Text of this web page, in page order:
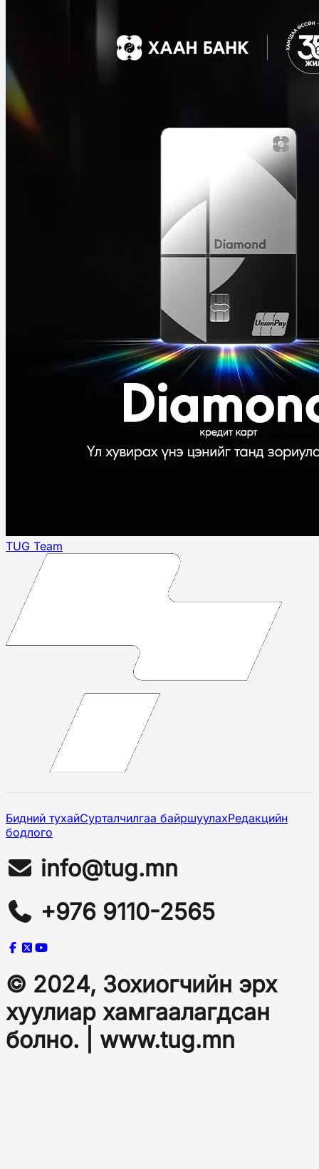
TUG Team
Бидний тухайСурталчилгаа байршуулахРедакцийн
бодлого
info@tug.mn
+976 9110-2565
© 2024, Зохиогчийн эрх
хуулиар хамгаалагдсан
болно. | www.tug.mn